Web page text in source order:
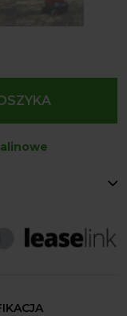
od produktu.